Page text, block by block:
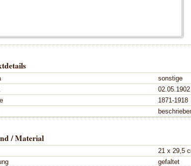
sonstige
02.05.1902
1871-1918
/ Material
21 x 29,5
gefaltet